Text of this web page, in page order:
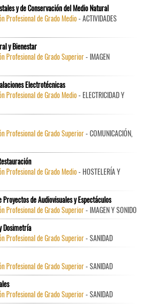
y de Conservación del Medio Natural
Profesional de Grado Medio- ACTIVIDADES
y Bienestar
Profesional de Grado Superior- IMAGEN
Electrotécnicas
Profesional de Grado Medio- ELECTRICIDAD Y
Profesional de Grado Superior- COMUNICACIÓN,
Profesional de Grado Medio- HOSTELERÍA Y
de Audiovisuales y Espectáculos
Profesional de Grado Superior- IMAGEN Y SONIDO
Dosimetría
Profesional de Grado Superior- SANIDAD
Profesional de Grado Superior- SANIDAD
Profesional de Grado Superior- SANIDAD